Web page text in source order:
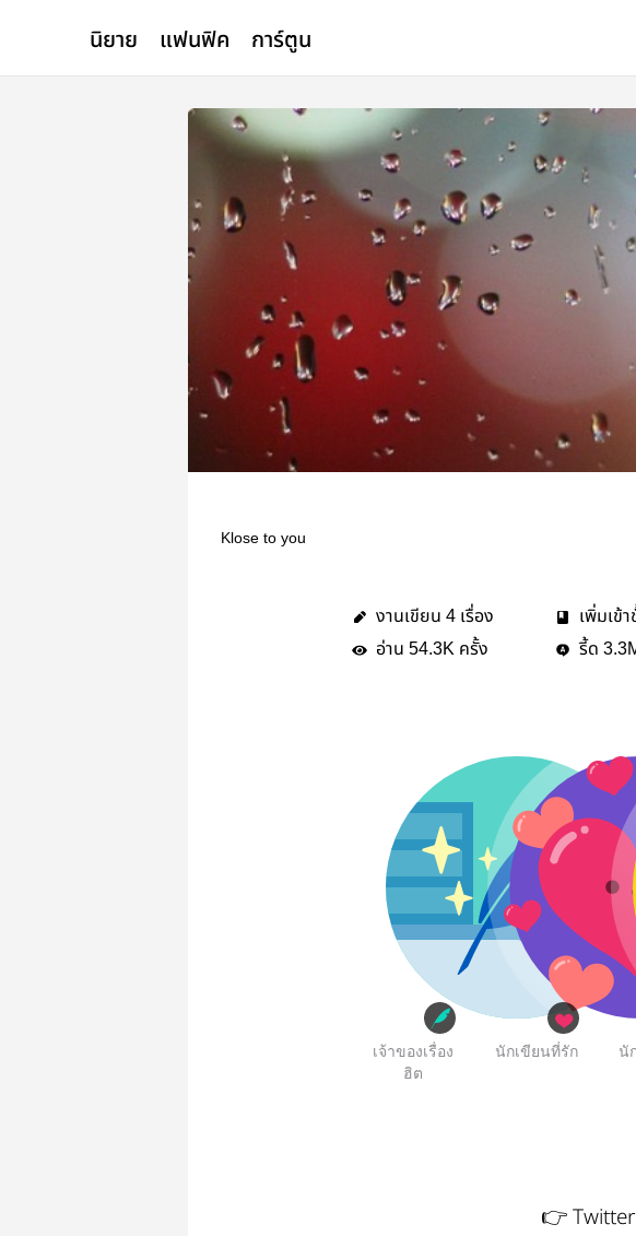
นิยาย แฟนฟิค การ์ตูน
Klose to you
งานเขียน 4 เรื่อง เพิ่มเข้
อ่าน 54.3K ครั้ง รี้ด
เจ้าของเรื่อง
ฮิต
นักเขียนที่รัก นั
👉